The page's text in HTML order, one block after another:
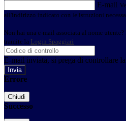
E-mail
all'indirizzo indicato con le istruzioni
Non hai una e-mail associata al nome
tramite la Login Spaggiari
E-mail inviata, si prega di controllare
Errore
Chiudi
Successo